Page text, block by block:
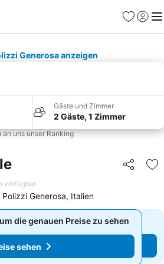
Favoriten
Generosa anzeigen
Gäste und Zimmer
2 Gäste, 1 Zimmer
uns unser Ranking
Teilen
verfügbar
Generosa, Italien
die genauen Preise zu sehen
Preise sehen
die genauen Preise zu sehen
sehen